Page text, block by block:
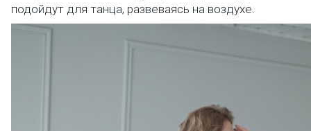
подойдут для танца, развеваясь на воздухе.